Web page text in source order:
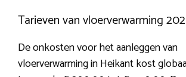
Tarieven van vloerverwarming
De onkosten voor het aanleggen van
vloerverwarming in Heikant kost